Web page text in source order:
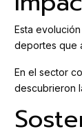
Esta
deportes que
En el sector
descubrieron